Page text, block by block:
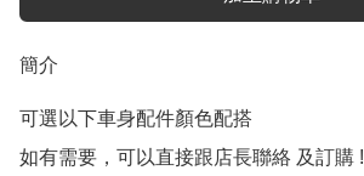
簡介
可選以下車身配件顏色配搭
如有需要，可以直接跟店長聯絡 及訂購 !